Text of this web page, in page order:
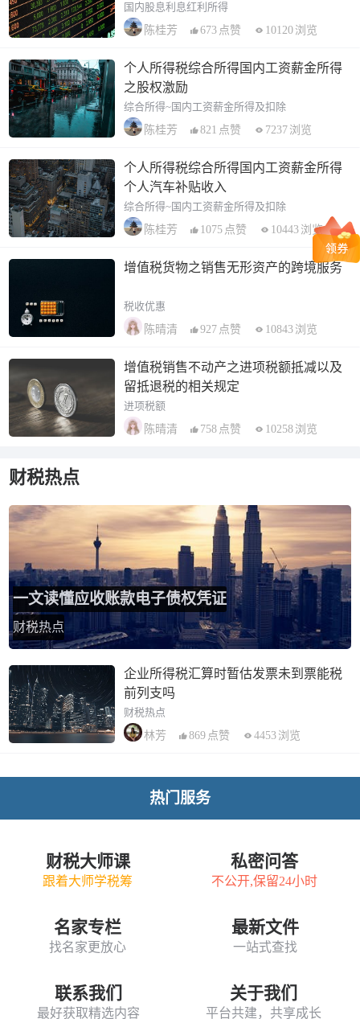
国内股息利息红利所得
陈桂芳
673 点赞 10120 浏览
个人所得税综合所得国内工资薪金所得
之股权激励
综合所得~国内工资薪金所得及扣除
陈桂芳
821 点赞 7237 浏览
个人所得税综合所得国内工资薪金所得
个人汽车补贴收入
综合所得~国内工资薪金所得及扣除
陈桂芳
1075 点赞 10443 浏览
增值税货物之销售无形资产的跨境服务
税收优惠
陈晴清
927 点赞 10843 浏览
增值税销售不动产之进项税额抵减以及
留抵退税的相关规定
进项税额
陈晴清
758 点赞 10258 浏览
财税热点
一文读懂应收账款电子债权凭证
财税热点
企业所得税汇算时暂估发票未到票能税
前列支吗
财税热点
林芳
869 点赞 4453 浏览
热门服务
财税大师课
跟着大师学税筹
私密问答
不公开,保留24小时
名家专栏
找名家更放心
最新文件
一站式查找
联系我们
最好获取精选内容
关于我们
平台共建，共享成长